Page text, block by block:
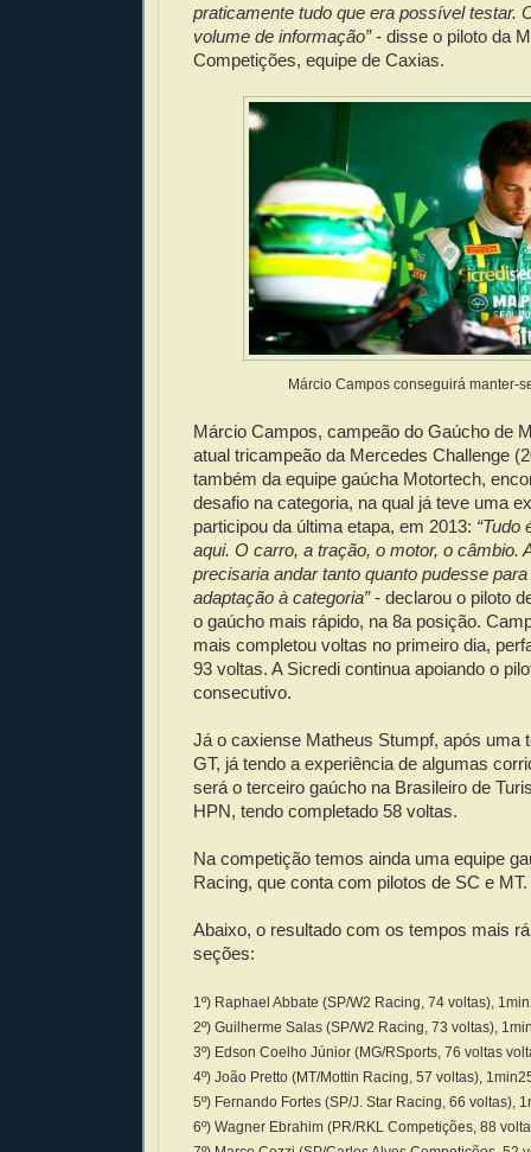
praticamente tudo que era possível testar.
volume de informação”- disse o piloto da
Competições, equipe de Caxias.
Márcio Campos conseguirá manter-
Márcio Campos, campeão do Gaúcho de
atual tricampeão da Mercedes Challenge
também da equipe gaúcha Motortech,
desafio na categoria, na qual já teve uma
participou da última etapa, em 2013: “Tudo
aqui. O carro, a tração, o motor, o câmbio.
precisaria andar tanto quanto pudesse
adaptação à categoria”- declarou o piloto
o gaúcho mais rápido, na 8a posição.
mais completou voltas no primeiro dia,
93 voltas. A Sicredi continua apoiando o
consecutivo.
Já o caxiense Matheus Stumpf, após uma
GT, já tendo a experiência de algumas
será o terceiro gaúcho na Brasileiro de
HPN, tendo completado 58 voltas.
Na competição temos ainda uma equipe
Racing, que conta com pilotos de SC e MT.
Abaixo, o resultado com os tempos mais
seções:
1º) Raphael Abbate (SP/W2 Racing, 74 voltas),
2º) Guilherme Salas (SP/W2 Racing, 73 voltas),
3º) Edson Coelho Júnior (MG/RSports, 76 voltas
4º) João Pretto (MT/Mottin Racing, 57 voltas),
5º) Fernando Fortes (SP/J. Star Racing, 66 voltas),
6º) Wagner Ebrahim (PR/RKL Competições, 88